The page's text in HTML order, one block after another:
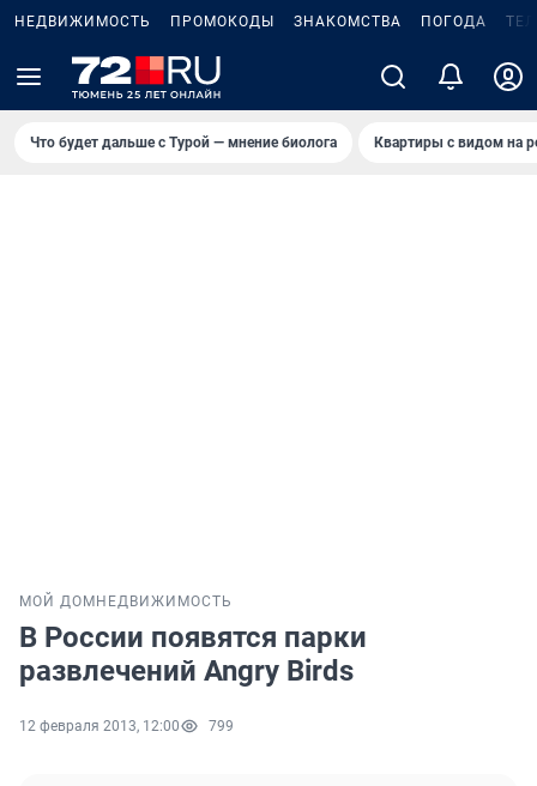
НЕДВИЖИМОСТЬ ПРОМОКОДЫ ЗНАКОМСТВА ПОГОДА
Что будет дальше с Турой — мнение биолога Квартиры с видом на
МОЙ ДОМ НЕДВИЖИМОСТЬ
В России появятся парки
развлечений Angry Birds
12 февраля 2013, 12:00 799